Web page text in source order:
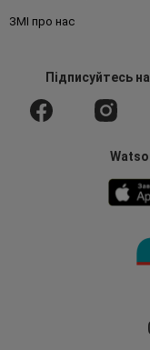
ЗМІ про нас
Підписуйтесьна